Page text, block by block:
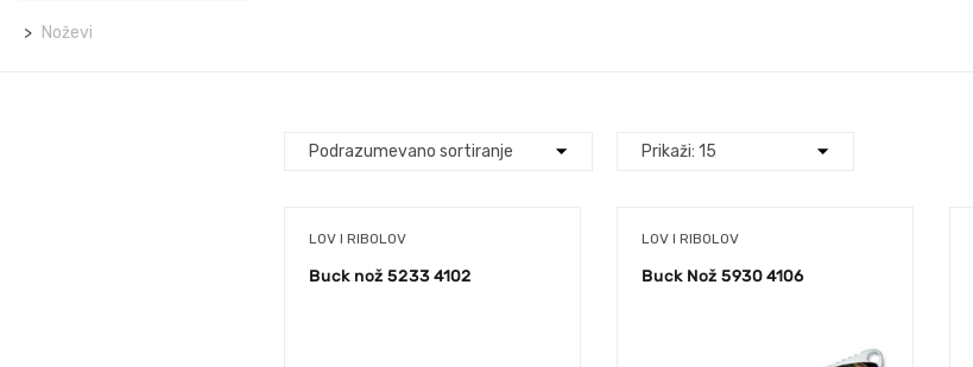
Noževi
LOV I RIBOLOV
Buck nož 5233 4102
LOV I RIBOLOV
Buck Nož 5930 4106